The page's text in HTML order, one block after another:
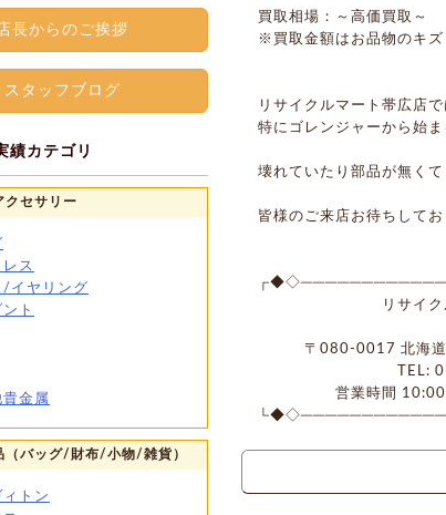
買取相場：～高価買取～
※買取金額はお品物のキズ
リサイクルマート帯広店
特にゴレンジャーから始
壊れていたり部品が無く
皆様のご来店お待ちしてお
リサイクルマ
〒080-0017 北海道帯
TEL: 0155-
営業時間 10:00～
長からのご挨拶
スタッフブログ
績カテゴリ
クセサリー
ス
/イヤリング
ト
金属
（バッグ/財布/小物/雑貨）
トン